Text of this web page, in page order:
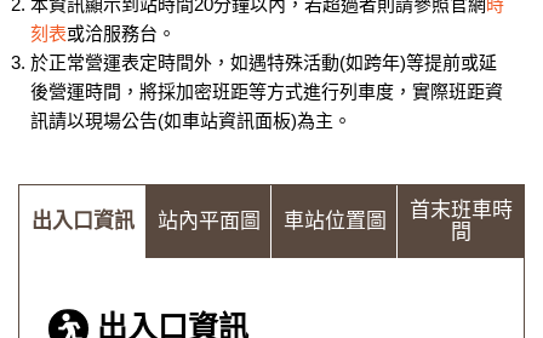
本資訊顯示到站時間20分鐘以內，若超過者則請參照官網 時
刻表或洽服務台。
於正常營運表定時間外，如遇特殊活動(如跨年)等提前或延
後營運時間，將採加密班距等方式進行列車度，實際班距資
訊請以現場公告(如車站資訊面板)為主。
出入口資訊 站內平面圖 車站位置圖
首末班車時
間
出入口資訊